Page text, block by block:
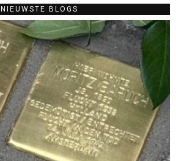
NIEUWSTE BLOGS